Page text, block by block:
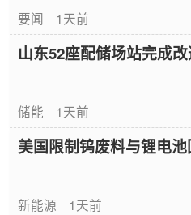
要闻 1天前
山东52座配储场站完成
储能 1天前
美国限制钨废料与锂电
新能源 1天前